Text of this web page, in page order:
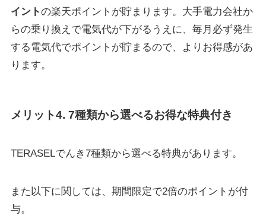
イントの楽天ポイントが貯まります。大手電力会社か
らの乗り換えで電気代が下がるうえに、毎月必ず発生
する電気代でポイントが貯まるので、よりお得感があ
ります。
メリット4. 7種類から選べるお得な特典付き
TERASELでんき7種類から選べる特典があります。
また以下に関しては、期間限定で2倍のポイントが付
与。